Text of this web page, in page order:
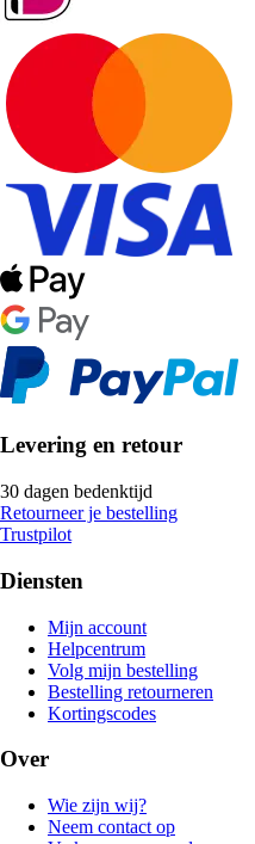
Levering en retour
30 dagen bedenktijd
Retourneer je bestelling
Trustpilot
Diensten
Mijn account
Helpcentrum
Volg mijn bestelling
Bestelling retourneren
Kortingscodes
Over
Wie zijn wij?
Neem contact op